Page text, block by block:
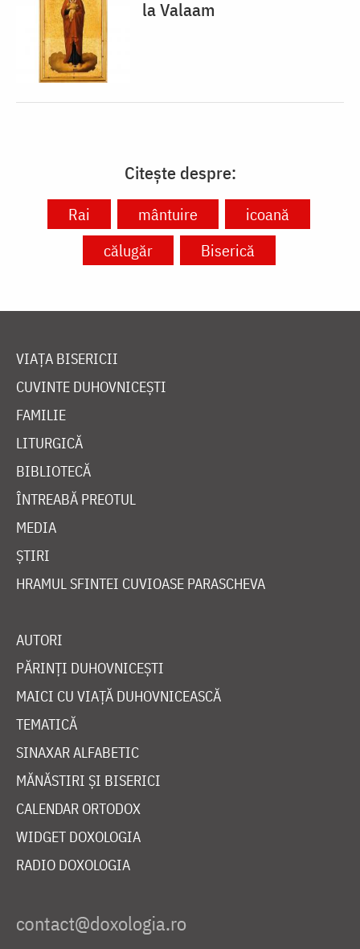
la Valaam
Citește despre:
Rai mântuire
icoană
călugăr
Biserică
VIAȚA BISERICII
CUVINTE DUHOVNICEȘTI
FAMILIE
LITURGICĂ
BIBLIOTECĂ
ÎNTREABĂ PREOTUL
MEDIA
ȘTIRI
HRAMUL SFINTEI CUVIOASE PARASCHEVA
AUTORI
PĂRINȚI DUHOVNICEȘTI
MAICI CU VIAȚĂ DUHOVNICEASCĂ
TEMATICĂ
SINAXAR ALFABETIC
MĂNĂSTIRI ȘI BISERICI
CALENDAR ORTODOX
WIDGET DOXOLOGIA
RADIO DOXOLOGIA